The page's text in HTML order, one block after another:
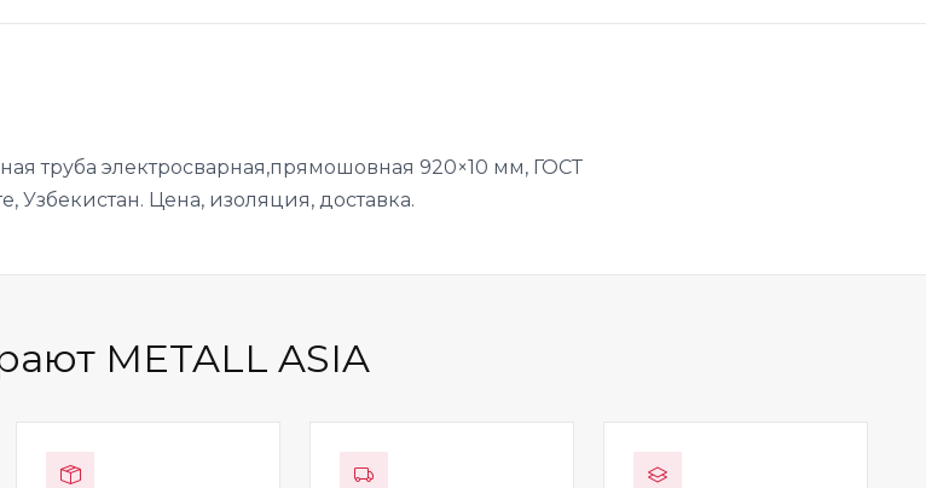
труба электросварная,прямошовная 920×10 мм, ГОСТ
Узбекистан. Цена, изоляция, доставка.
METALL ASIA